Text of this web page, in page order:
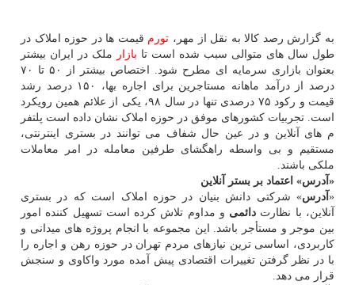
به گزارش رصد کالا به نقل از مهر، تورم قیمت ها در حوزه املاک در
طول سال های متوالی سبب شده است تا بازار
ملک در ایران بیشتر
بعنوان بازاری سرمایه ای مطرح شود. اختصاص بیشتر از ۵۰ تا ۷۰
درصد از درآمد ماهانه مستاجرین برای اجاره بها، ۱۵۰ درصد رشد
قیمت و رکود ۷۵ درصدی تنها در سال ۹۸، یکی از علائم همین رویکرد
است. تجربیات کشورهای موفق در حوزه املاک نشان داده است پلتفر
م های آنلاین و در عین حال شفاف می توانند در بستری اینترنتی،
مستقیم و بی واسطه راهگشای طرفین معامله در امر معاملات
ملکی باشند.
«آدرس» اعتماد بر بستر آنلاین
« آدرس» شرکتی دانش بنیان در حوزه املاک است که در بستری
آنلاین، با نظارت دائمی و مداوم تلاش کرده است تسهیل کننده امور
بین موجر و مستأجر باشد. این مجموعه با انجام پروژه های میدانی و
کاربردی، اساسی ترین نیازهای مردم تهران در حوزه رهن و اجاره را
با در نظر گرفتن تغییرات اقتصادی پیش آمده مورد واکاوی و سنجش
قرار می دهد.